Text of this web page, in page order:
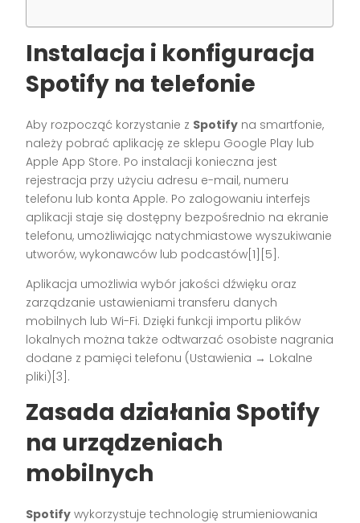
Instalacja i konfiguracja
Spotify na telefonie
Aby rozpocząć korzystanie z Spotify na smartfonie,
należy pobrać aplikację ze sklepu Google Play lub
Apple App Store. Po instalacji konieczna jest
rejestracja przy użyciu adresu e-mail, numeru
telefonu lub konta Apple. Po zalogowaniu interfejs
aplikacji staje się dostępny bezpośrednio na ekranie
telefonu, umożliwiając natychmiastowe wyszukiwanie
utworów, wykonawców lub podcastów[1][5].
Aplikacja umożliwia wybór jakości dźwięku oraz
zarządzanie ustawieniami transferu danych
mobilnych lub Wi-Fi. Dzięki funkcji importu plików
lokalnych można także odtwarzać osobiste nagrania
dodane z pamięci telefonu (Ustawienia → Lokalne
pliki)[3].
Zasada działania Spotify
na urządzeniach
mobilnych
Spotify wykorzystuje technologię strumieniowania